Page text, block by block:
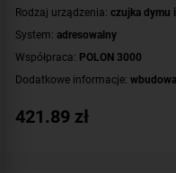
Rodzaj urządzenia: czujka dymu
System: adresowalny
Współpraca: POLON 3000
Dodatkowe informacje:
Certyfikat:CNBOP-PIB
421.89 zł